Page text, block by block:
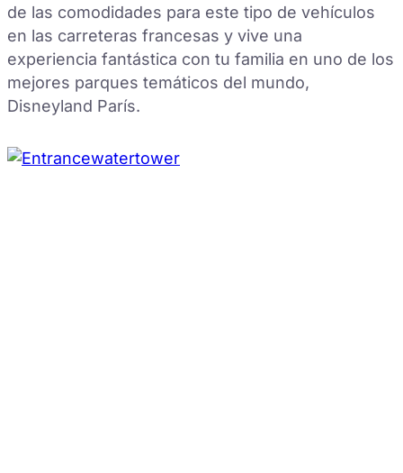
de las comodidades para este tipo de vehículos
en las carreteras francesas y vive una
experiencia fantástica con tu familia en uno de los
mejores parques temáticos del mundo,
Disneyland París.